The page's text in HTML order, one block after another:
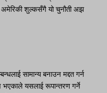
अमेरिकी शुल्कसँगै यो चुनौती अझ
सामान्य बनाउन मद्दत गर्न
भएकाले यसलाई रूपान्तरण गर्ने